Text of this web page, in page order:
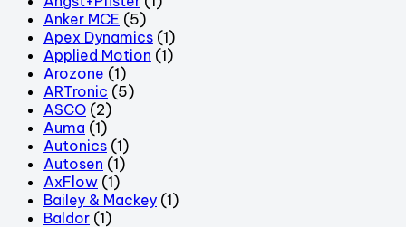
Anker MCE (5)
Apex Dynamics (1)
Applied Motion (1)
Arozone (1)
ARTronic (5)
ASCO (2)
Auma (1)
Autonics (1)
Autosen (1)
AxFlow (1)
Bailey & Mackey (1)
Baldor (1)